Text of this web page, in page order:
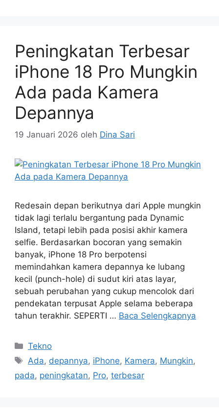
Peningkatan Terbesar
iPhone 18 Pro Mungkin
Ada pada Kamera
Depannya
19 Januari 2026 oleh Dina Sari
Redesain depan berikutnya dari Apple mungkin
tidak lagi terlalu bergantung pada Dynamic
Island, tetapi lebih pada posisi akhir kamera
selfie. Berdasarkan bocoran yang semakin
banyak, iPhone 18 Pro berpotensi
memindahkan kamera depannya ke lubang
kecil (punch-hole) di sudut kiri atas layar,
sebuah perubahan yang cukup mencolok dari
pendekatan terpusat Apple selama beberapa
tahun terakhir. SEPERTI … Baca Selengkapnya
Kategori
Tekno
Tag
Ada, depannya, iPhone, Kamera, Mungkin,
pada, peningkatan, Pro, terbesar